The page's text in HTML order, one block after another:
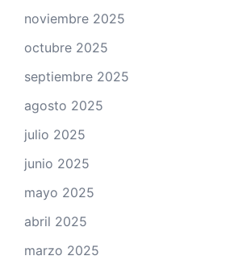
noviembre 2025
octubre 2025
septiembre 2025
agosto 2025
julio 2025
junio 2025
mayo 2025
abril 2025
marzo 2025